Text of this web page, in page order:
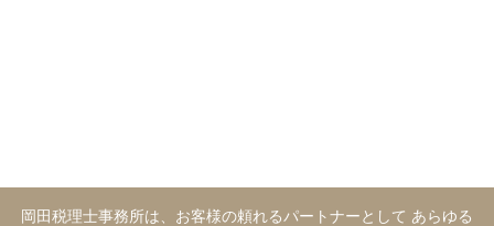
岡田税理士事務所は、お客様の頼れるパートナーとして あらゆる